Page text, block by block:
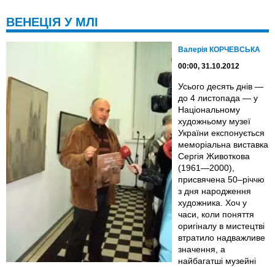
ВЕНЕЦІЯ У МЛІ
Валерія КОРЧЕВСЬКА
00:00, 31.10.2012
Усього десять днів —
до 4 листопада — у
Національному
художньому музеї
України експонується
меморіальна виставка
Сергія Животкова
(1961—2000),
присвячена 50–річчю
з дня народження
художника. Хоч у
часи, коли поняття
оригіналу в мистецтві
втратило надважливе
значення, а
найбагатші музейні